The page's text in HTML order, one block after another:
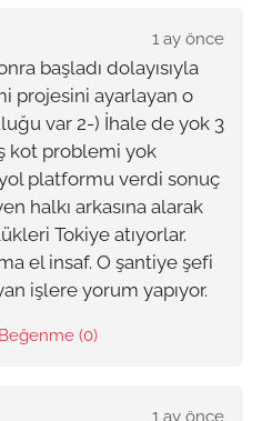
1 ay önce
başladı dolayısıyla
projesini ayarlayan o
var 2-) İhale de yok 3
kot problemi yok
platformu verdi sonuç
halkı arkasına alarak
Tokiye atıyorlar.
el insaf. O şantiye şefi
işlere yorum yapıyor.
Beğenme (0)
1 ay önce